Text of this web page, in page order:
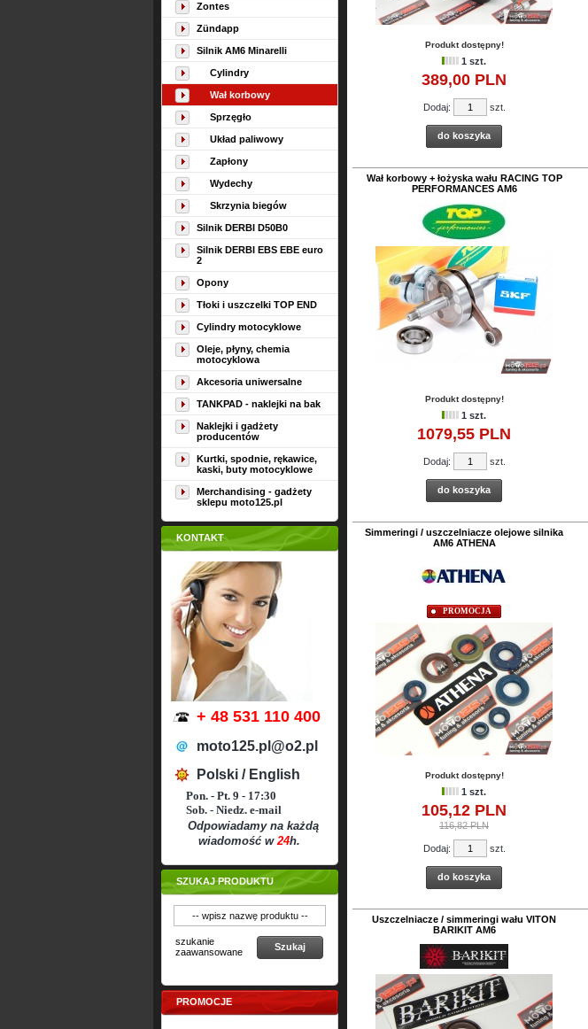
Zontes
Zündapp
Silnik AM6 Minarelli
Cylindry
Wał korbowy
Sprzęgło
Układ paliwowy
Zapłony
Wydechy
Skrzynia biegów
Silnik DERBI D50B0
Silnik DERBI EBS EBE euro
2
Opony
Tłoki i uszczelki TOP END
Cylindry motocyklowe
Oleje, płyny, chemia
motocyklowa
Akcesoria uniwersalne
TANKPAD - naklejki na bak
Naklejki i gadżety
producentów
Kurtki, spodnie, rękawice,
kaski, buty motocyklowe
Merchandising - gadżety
sklepu moto125.pl
KONTAKT
+ 48 531 110 400
moto125.pl@o2.pl
Polski / English
Pon. - Pt. 9 - 17:30
Sob. - Niedz. e-mail
Odpowiadamy na każdą
wiadomość w24h.
SZUKAJ PRODUKTU
szukanie
zaawansowane
Szukaj
PROMOCJE
Produkt dostępny!
1 szt.
389,00 PLN
Dodaj: szt.
do koszyka
Wał korbowy + łożyska wału RACING TOP
PERFORMANCES AM6
Produkt dostępny!
1 szt.
1079,55 PLN
Dodaj: szt.
do koszyka
Simmeringi / uszczelniacze olejowe silnika
AM6 ATHENA
PROMOCJA
Produkt dostępny!
1 szt.
105,12 PLN
116,82 PLN
Dodaj: szt.
do koszyka
Uszczelniacze / simmeringi wału VITON
BARIKIT AM6